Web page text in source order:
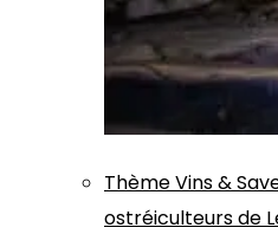
ThèmeVins &
ostréiculteurs de